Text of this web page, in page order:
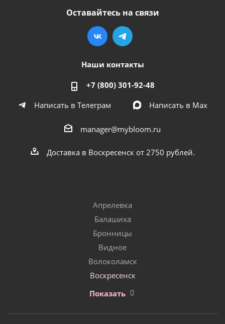
Оставайтесь на связи
Наши контакты
+7 (800) 301-92-48
Написать в Телеграм
Написать в Мах
manager@mybloom.ru
Доставка в Воскресенск от 2750 рублей.
Апрелевка
Балашиха
Бронницы
Видное
Волоколамск
Воскресенск
Показать